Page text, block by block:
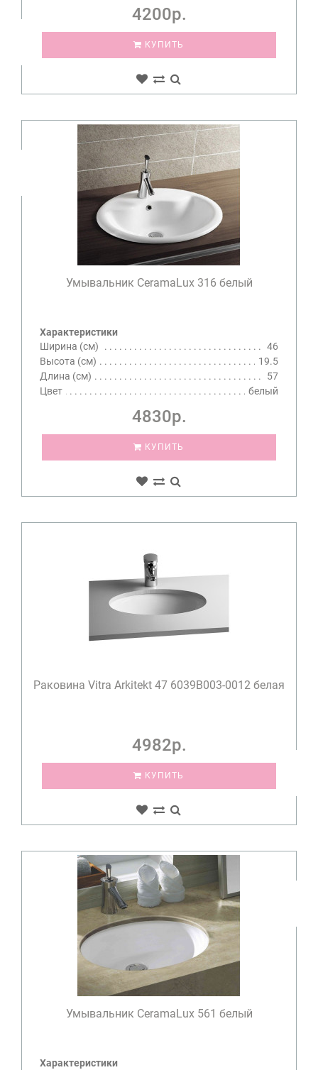
4200р.
КУПИТЬ
Умывальник CeramaLux 316 белый
Характеристики
Ширина (см)
46
Высота (см)
19.5
Длина (см)
57
Цвет
белый
4830р.
КУПИТЬ
Раковина Vitra Arkitekt 47 6039B003-0012 белая
4982р.
КУПИТЬ
Умывальник CeramaLux 561 белый
Характеристики